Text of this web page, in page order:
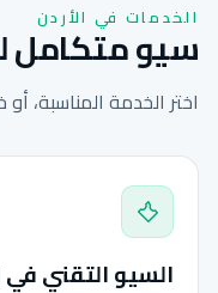
الخدمات في الأردن
سيو متكامل
اختر الخدمة المناسبة، أو
السيو التقني في